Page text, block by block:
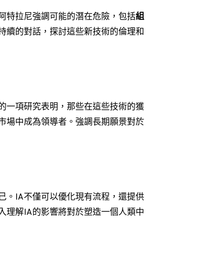
特拉尼強調可能的潛在危險，包括組
續的對話，探討這些新技術的倫理和
一項研究表明，那些在這些技術的獲
場中成為領導者。強調長期願景對於
。IA不僅可以優化現有流程，還提供
理解IA的影響將對於塑造一個人類中